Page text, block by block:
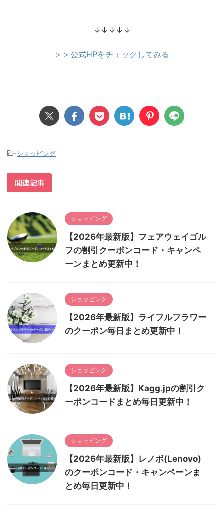
↓↓↓↓↓
＞＞公式HPをチェックしてみる
-ショッピング
関連記事
ショッピング
【2026年最新版】フェアウェイゴル
フの割引クーポンコード・キャンペ
ーンまとめ更新中！
ショッピング
【2026年最新版】ライフルフラワー
のクーポン毎日まとめ更新中！
ショッピング
【2026年最新版】Kagg.jpの割引ク
ーポンコードまとめ毎日更新中！
ショッピング
【2026年最新版】レノボ(Lenovo)
のクーポンコード・キャンペーンま
とめ毎日更新中！